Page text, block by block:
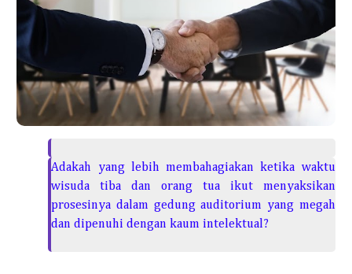
Adakah yang lebih membahagiakan ketika waktu
wisuda tiba dan orang tua ikut menyaksikan
prosesinya dalam gedung auditorium yang megah
dan dipenuhi dengan kaum intelektual?